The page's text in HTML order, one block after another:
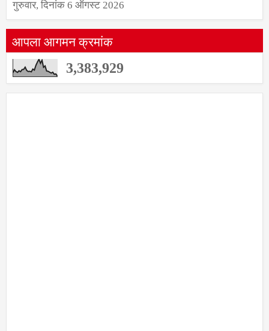
गुरुवार, दिनांक 6 ऑगस्ट 2026
आपला आगमन क्रमांक
3,383,929